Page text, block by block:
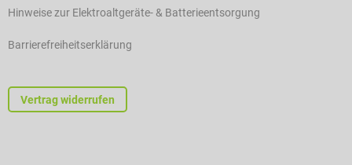
Hinweise zur Elektroaltgeräte- & Batterieentsorgung
Barrierefreiheitserklärung
Vertrag widerrufen